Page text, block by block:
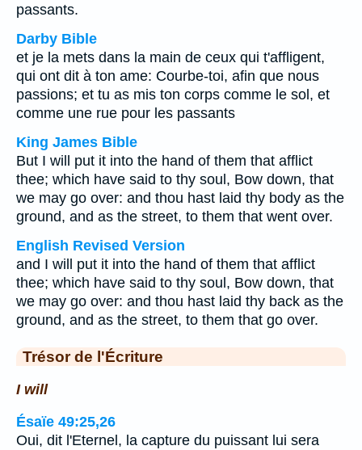
passants.
Darby Bible
et je la mets dans la main de ceux qui t'affligent,
qui ont dit à ton ame: Courbe-toi, afin que nous
passions; et tu as mis ton corps comme le sol, et
comme une rue pour les passants
King James Bible
But I will put it into the hand of them that afflict
thee; which have said to thy soul, Bow down, that
we may go over: and thou hast laid thy body as the
ground, and as the street, to them that went over.
English Revised Version
and I will put it into the hand of them that afflict
thee; which have said to thy soul, Bow down, that
we may go over: and thou hast laid thy back as the
ground, and as the street, to them that go over.
Trésor de l'Écriture
I will
Ésaïe 49:25,26
Oui, dit l'Eternel, la capture du puissant lui sera